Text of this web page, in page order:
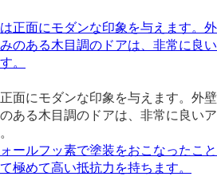
面にモダンな印象を与えます。外壁
ある木目調のドアは、非常に良いア